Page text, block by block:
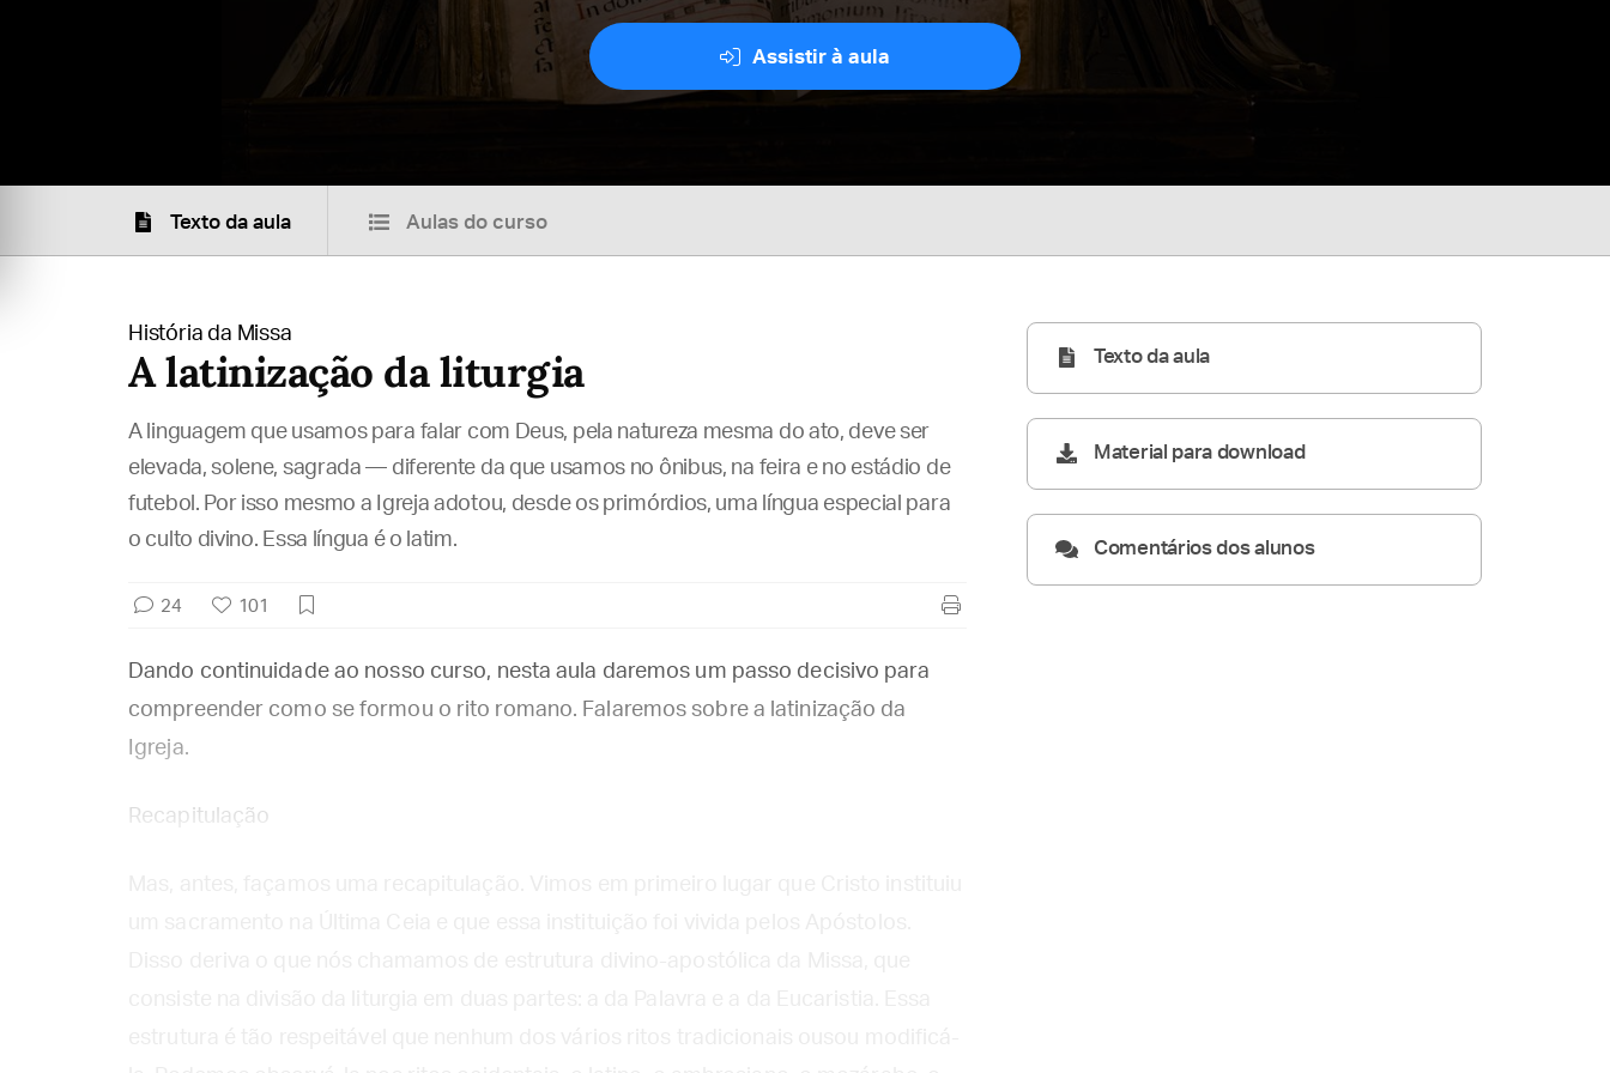
Assistir à aula
Texto da aula Aulas do curso
História da Missa
A latinização da liturgia
A linguagem que usamos para falar com Deus, pela natureza mesma do ato, deve ser
elevada, solene, sagrada — diferente da que usamos no ônibus, na feira e no estádio de
futebol. Por isso mesmo a Igreja adotou, desde os primórdios, uma língua especial para
o culto divino. Essa língua é o latim.
24 101
Dando continuidade ao nosso curso, nesta aula daremos um passo decisivo para
compreender como se formou o rito romano. Falaremos sobre a latinização da
Igreja.
Recapitulação
Texto da aula
Material para download
Comentários dos alunos